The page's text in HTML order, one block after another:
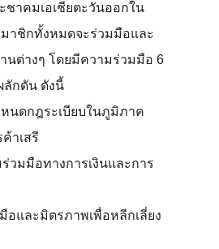
ชาคมเอเชียตะวันออกใน
าชิกทั้งหมดจะร่วมมือและ
นต่างๆ โดยมีความร่วมมือ 6
ลักดัน ดังนี้
นดกฎระเบียบในภูมิภาค
าเสรี
วมมือทางการเงินและการ
อและมิตรภาพเพื่อหลีกเลี่ยง